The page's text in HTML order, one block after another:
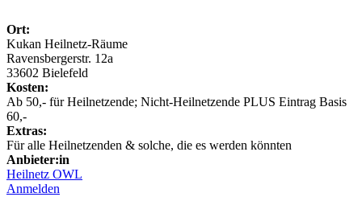
Ort:
Kukan Heilnetz-Räume
Ravensbergerstr. 12a
33602 Bielefeld
Kosten:
Ab 50,- für Heilnetzende; Nicht-Heilnetzende PLUS Eintrag Basis
60,-
Extras:
Für alle Heilnetzenden & solche, die es werden könnten
Anbieter:in
Heilnetz OWL
Anmelden